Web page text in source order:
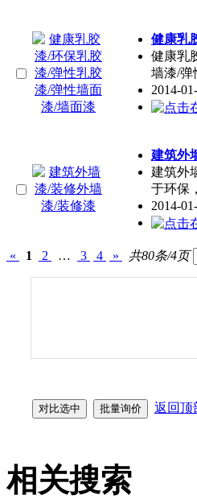
健康乳
健康乳
墙漆/弹
2014-
建筑外
建筑外
于环保
2014-
« 1 2 … 3 4 » 共80条/4页
返回顶
相关搜索